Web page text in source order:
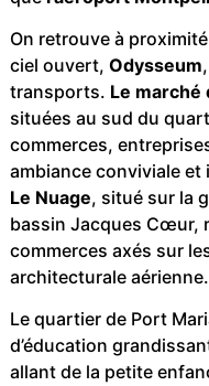
On retrouve à
ciel ouvert, Odysseum
transports. Le marché
situées au sud du
commerces,
ambiance conviviale
Le Nuage, situé sur la
bassin Jacques Cœur,
commerces axés sur
architecturale aérienne.
Le quartier de Port
d’éducation
allant de la petite